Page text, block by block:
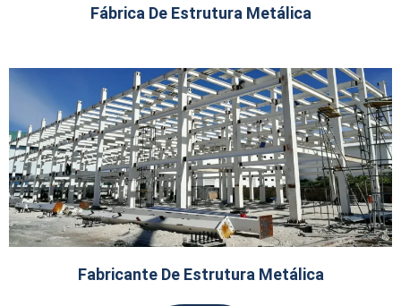
Fábrica De Estrutura Metálica
Fabricante De Estrutura Metálica